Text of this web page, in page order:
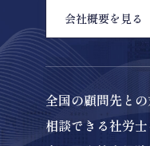
会社概要を見る
全国の顧問先との
相談できる社労士